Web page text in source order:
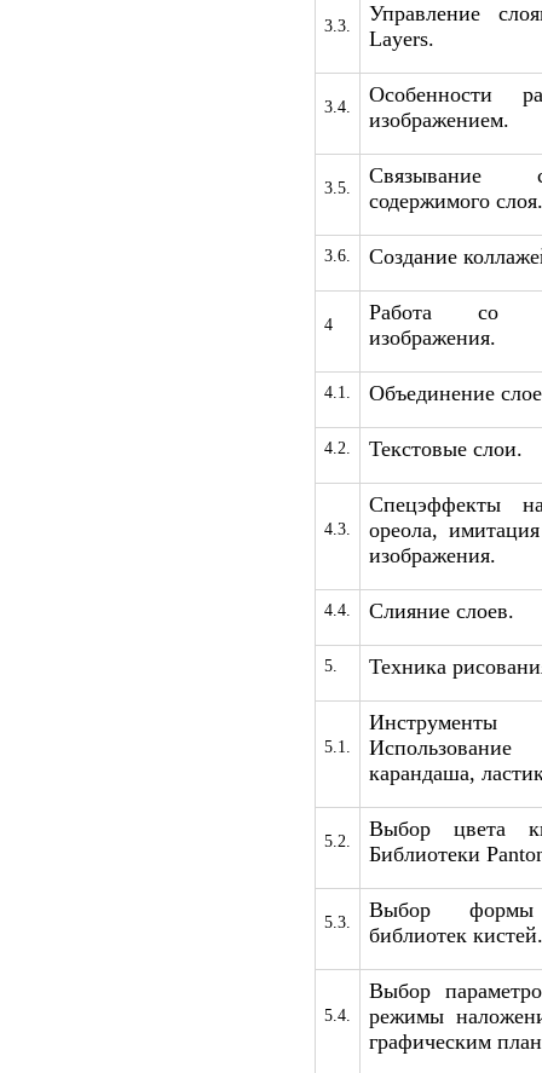
3.3.
Управление
Layers.
3.4.
Особенности
изображением.
3.5.
Связывание
содержимого слоя.
3.6. Создание
4
Работа со
изображения.
4.1. Объединение
4.2. Текстовые слои.
4.3.
Спецэффекты
ореола,
изображения.
4.4. Слияние слоев.
5. Техника
5.1.
Инструменты
карандаша,
5.2.
Выбор цвета
Библиотеки
5.3.
Выбор формы
библиотек
5.4.
Выбор
режимы
графическим